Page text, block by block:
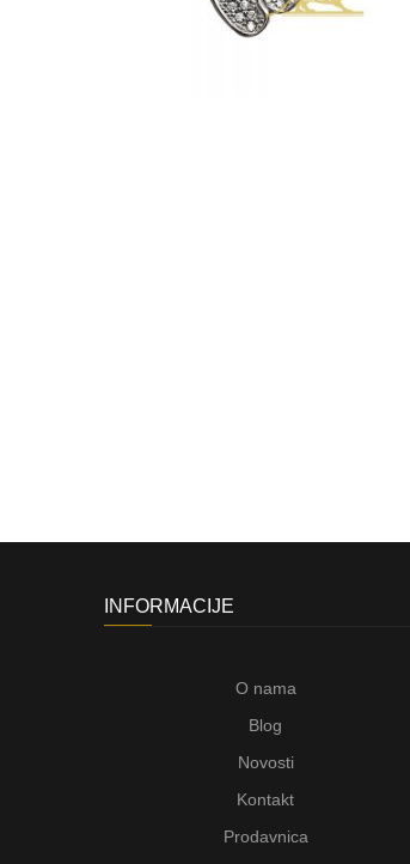
INFORMACIJE
O nama
Blog
Novosti
Kontakt
Prodavnica